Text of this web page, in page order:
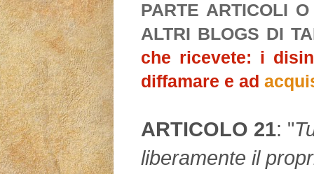
PARTE ARTICOLI
ALTRI BLOGS DI
che ricevete: i
diffamare e ad
ARTICOLO 21: "
liberamente il